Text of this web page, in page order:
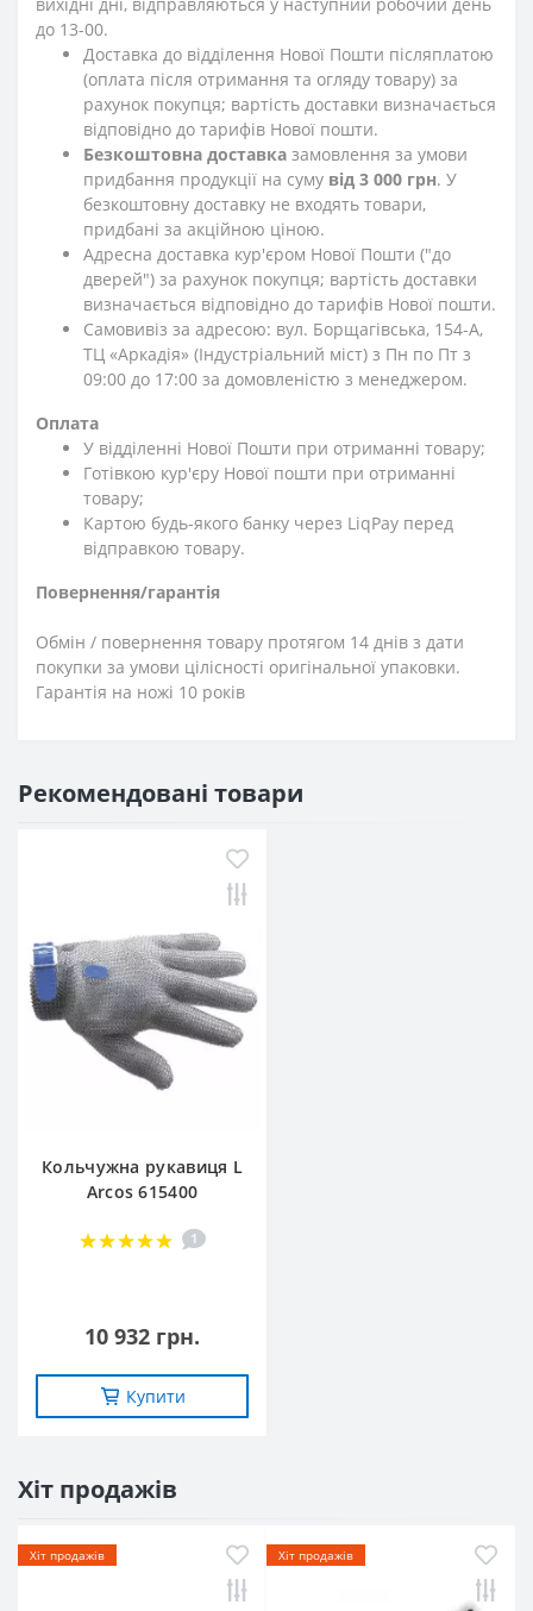
до 13-00.
Доставка до відділення Нової Пошти післяплатою
(оплата після отримання та огляду товару) за
рахунок покупця; вартість доставки визначається
відповідно до тарифів Нової пошти.
Безкоштовна доставка замовлення за умови
придбання продукції на суму від 3 000 грн. У
безкоштовну доставку не входять товари,
придбані за акційною ціною.
Адресна доставка кур'єром Нової Пошти ("до
дверей") за рахунок покупця; вартість доставки
визначається відповідно до тарифів Нової пошти.
Самовивіз за адресою: вул. Борщагівська, 154-А,
ТЦ «Аркадія» (Індустріальний міст) з Пн по Пт з
09:00 до 17:00 за домовленістю з менеджером.
Оплата
У відділенні Нової Пошти при отриманні товару;
Готівкою кур'єру Нової пошти при отриманні
товару;
Картою будь-якого банку через LiqPay перед
відправкою товару.
Повернення/гарантія
Обмін / повернення товару протягом 14 днів з дати
покупки за умови цілісності оригінальної упаковки.
Гарантія на ножі 10 років
Рекомендовані товари
Кольчужна рукавиця L
Arcos 615400
1
10 932 грн.
Купити
Хіт продажів
Хіт продажів Хіт продажів